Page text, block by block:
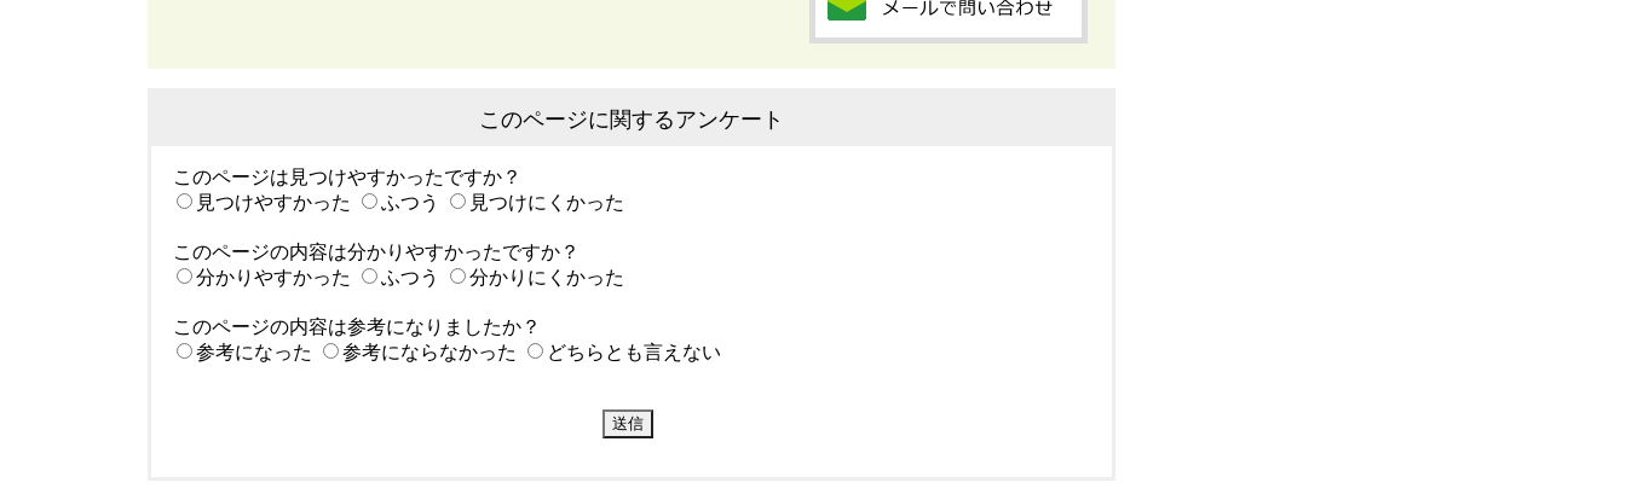
このページに関するアンケート
このページは見つけやすかったですか？
見つけやすかった
ふつう 見つけにくかった
このページの内容は分かりやすかったですか？
分かりやすかった
ふつう 分かりにくかった
このページの内容は参考になりましたか？
参考になった
参考にならなかった どちらとも言えない